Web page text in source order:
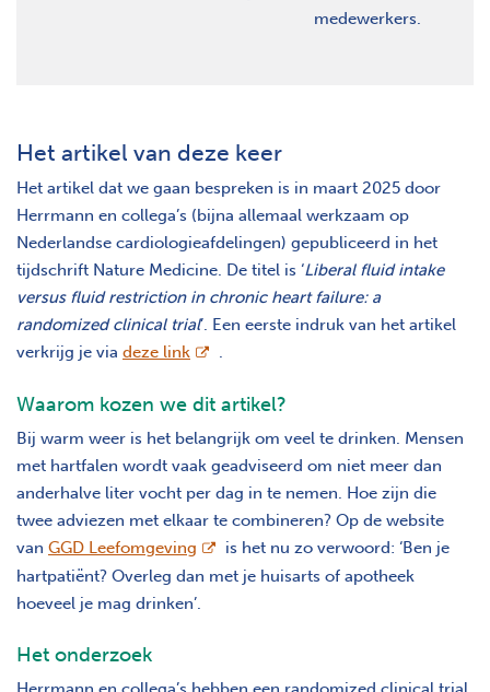
medewerkers.
Het artikel van deze keer
Het artikel dat we gaan bespreken is in maart 2025 door
Herrmann en collega’s (bijna allemaal werkzaam op
Nederlandse cardiologieafdelingen) gepubliceerd in het
tijdschrift Nature Medicine. De titel is ‘Liberal fluid intake
versus fluid restriction in chronic heart failure: a
randomized clinical trial’. Een eerste indruk van het artikel
verkrijg je via deze link opent nieuw scherm
.
Waarom kozen we dit artikel?
Bij warm weer is het belangrijk om veel te drinken. Mensen
met hartfalen wordt vaak geadviseerd om niet meer dan
anderhalve liter vocht per dag in te nemen. Hoe zijn die
twee adviezen met elkaar te combineren? Op de website
van GGD Leefomgeving opent nieuw scherm
is het nu zo verwoord: ‘Ben je
hartpatiënt? Overleg dan met je huisarts of apotheek
hoeveel je mag drinken’.
Het onderzoek